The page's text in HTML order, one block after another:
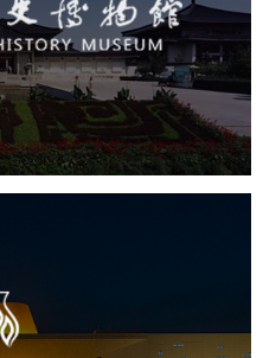
物馆
博物馆网站建设
建设
博物馆